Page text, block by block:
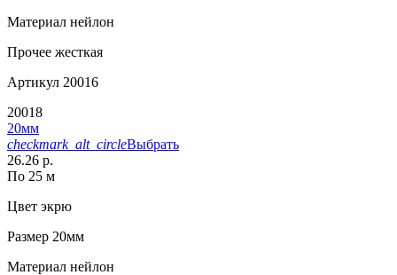
Материал нейлон
Прочее жесткая
Артикул 20016
20018
20мм
checkmark_alt_circleВыбрать
26.26 р.
По 25 м
Цвет экрю
Размер 20мм
Материал нейлон